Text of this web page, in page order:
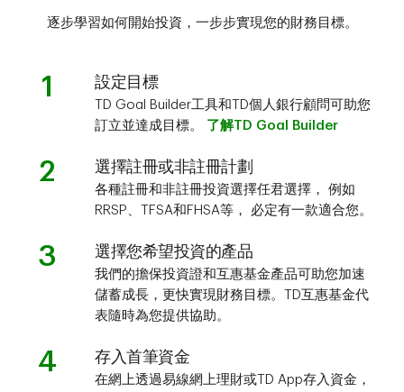
逐步學習如何開始投資，一步步實現您的財務目標。
1 設定目標
TD Goal Builder工具和TD個人銀行顧問可助您
訂立並達成目標。
了解TD Goal Builder
2 選擇註冊或非註冊計劃
各種註冊和非註冊投資選擇任君選擇， 例如
RRSP、TFSA和FHSA等， 必定有一款適合您。
3 選擇您希望投資的產品
我們的擔保投資證和互惠基金產品可助您加速
儲蓄成長，更快實現財務目標。TD互惠基金代
表隨時為您提供協助。
4 存入首筆資金
在網上透過易線網上理財或TD App存入資金，